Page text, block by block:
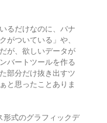
るだけなのに、バナ
がついている」や、
が、欲しいデータが
バートツールを作る
部分だけ抜き出すツ
と思ったことありま
形式のグラフィックデ